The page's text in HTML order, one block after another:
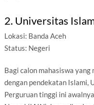
2. Universitas
Lokasi: Banda Aceh
Status: Negeri
Bagi calon mahasiswa
dengan pendekatan Islami,
Perguruan tinggi ini